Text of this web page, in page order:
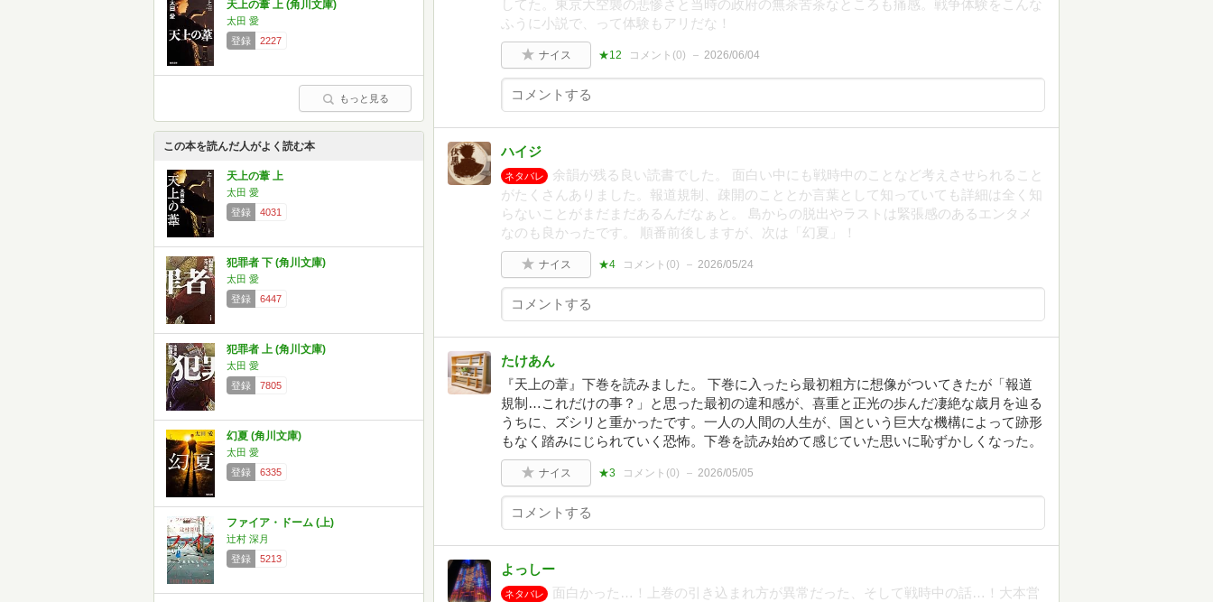
天上の葦 上 (角川文庫)
太田 愛
登録
2227
もっと見る
この本を読んだ人がよく読む本
天上の葦 上
太田 愛
登録
4031
犯罪者 下 (角川文庫)
太田 愛
登録
6447
犯罪者 上 (角川文庫)
太田 愛
登録
7805
幻夏 (角川文庫)
太田 愛
登録
6335
ファイア・ドーム (上)
辻村 深月
登録
5213
してた。東京大空襲の悲惨さと当時の政府の無茶苦茶なところも痛感。戦争体験をこんな
ふうに小説で、って体験もアリだな！
ナイス ★12 コメント(0) 2026/06/04
ハイジ
ネタバレ
余韻が残る良い読書でした。 面白い中にも戦時中のことなど考えさせられること
がたくさんありました。報道規制、疎開のこととか言葉として知っていても詳細は全く知
らないことがまだまだあるんだなぁと。 島からの脱出やラストは緊張感のあるエンタメ
なのも良かったです。 順番前後しますが、次は「幻夏」！
ナイス ★4 コメント(0) 2026/05/24
たけあん
『天上の葦』下巻を読みました。 下巻に入ったら最初粗方に想像がついてきたが「報道
規制…これだけの事？」と思った最初の違和感が、喜重と正光の歩んだ凄絶な歳月を辿る
うちに、ズシリと重かったです。一人の人間の人生が、国という巨大な機構によって跡形
もなく踏みにじられていく恐怖。下巻を読み始めて感じていた思いに恥ずかしくなった。
ナイス ★3 コメント(0) 2026/05/05
よっしー
ネタバレ
面白かった…！上巻の引き込まれ方が異常だった、そして戦時中の話…！大本営